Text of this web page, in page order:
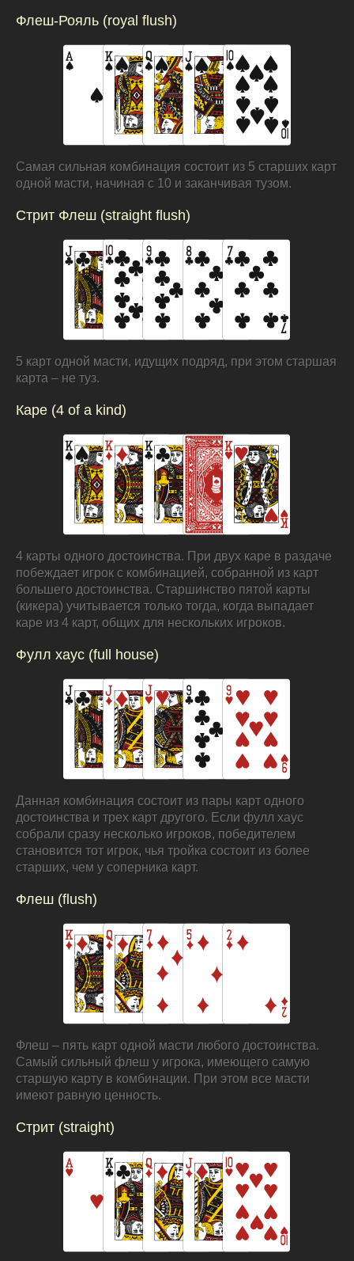
Флеш-Рояль (royal flush)
Самая сильная комбинация состоит из 5 старших карт
одной масти, начиная с 10 и заканчивая тузом.
Стрит Флеш (straight flush)
5 карт одной масти, идущих подряд, при этом старшая
карта – не туз.
Каре (4 of a kind)
4 карты одного достоинства. При двух каре в раздаче
побеждает игрок с комбинацией, собранной из карт
большего достоинства. Старшинство пятой карты
(кикера) учитывается только тогда, когда выпадает
каре из 4 карт, общих для нескольких игроков.
Фулл хаус (full house)
Данная комбинация состоит из пары карт одного
достоинства и трех карт другого. Если фулл хаус
собрали сразу несколько игроков, победителем
становится тот игрок, чья тройка состоит из более
старших, чем у соперника карт.
Флеш (flush)
Флеш – пять карт одной масти любого достоинства.
Самый сильный флеш у игрока, имеющего самую
старшую карту в комбинации. При этом все масти
имеют равную ценность.
Стрит (straight)